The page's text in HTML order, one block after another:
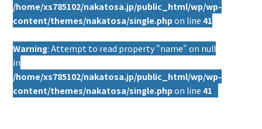
/home/xs785102/nakatosa.jp/public_html/wp/wp-
content/themes/nakatosa/single.php on line41
Warning: Attempt to read property "name" on null
in
/home/xs785102/nakatosa.jp/public_html/wp/wp-
content/themes/nakatosa/single.php on line41